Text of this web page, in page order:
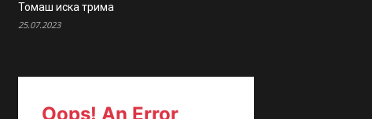
Томаш иска трима
25.07.2023